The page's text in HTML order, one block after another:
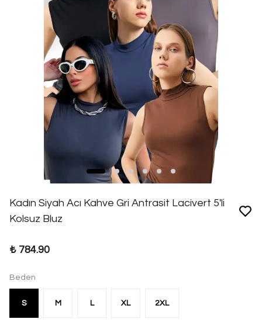
Kadın Siyah Acı Kahve Gri Antrasit Lacivert 5'li
Kolsuz Bluz
₺ 784.90
Beden
S M L XL 2XL